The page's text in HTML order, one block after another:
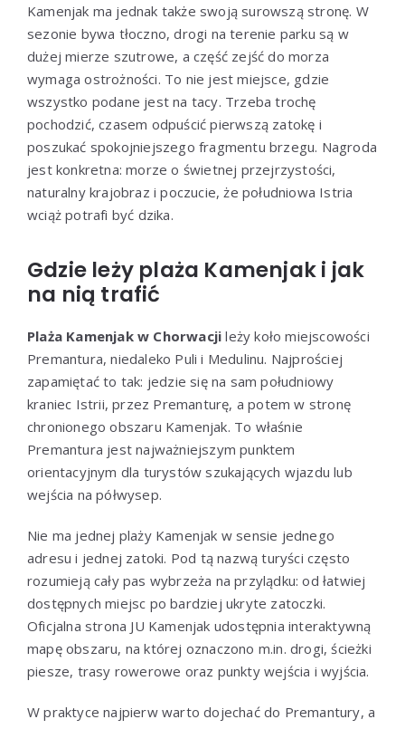
Kamenjak ma jednak także swoją surowszą stronę. W
sezonie bywa tłoczno, drogi na terenie parku są w
dużej mierze szutrowe, a część zejść do morza
wymaga ostrożności. To nie jest miejsce, gdzie
wszystko podane jest na tacy. Trzeba trochę
pochodzić, czasem odpuścić pierwszą zatokę i
poszukać spokojniejszego fragmentu brzegu. Nagroda
jest konkretna: morze o świetnej przejrzystości,
naturalny krajobraz i poczucie, że południowa Istria
wciąż potrafi być dzika.
Gdzie leży plaża Kamenjak i jak
na nią trafić
Plaża Kamenjak w Chorwacji leży koło miejscowości
Premantura, niedaleko Puli i Medulinu. Najprościej
zapamiętać to tak: jedzie się na sam południowy
kraniec Istrii, przez Premanturę, a potem w stronę
chronionego obszaru Kamenjak. To właśnie
Premantura jest najważniejszym punktem
orientacyjnym dla turystów szukających wjazdu lub
wejścia na półwysep.
Nie ma jednej plaży Kamenjak w sensie jednego
adresu i jednej zatoki. Pod tą nazwą turyści często
rozumieją cały pas wybrzeża na przylądku: od łatwiej
dostępnych miejsc po bardziej ukryte zatoczki.
Oficjalna strona JU Kamenjak udostępnia interaktywną
mapę obszaru, na której oznaczono m.in. drogi, ścieżki
piesze, trasy rowerowe oraz punkty wejścia i wyjścia.
W praktyce najpierw warto dojechać do Premantury, a